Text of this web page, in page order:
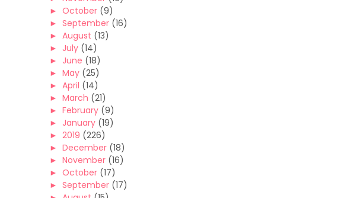
► October (9)
► September (16)
► August (13)
► July (14)
► June (18)
► May (25)
► April (14)
► March (21)
► February (9)
► January (19)
► 2019 (226)
► December (18)
► November (16)
► October (17)
► September (17)